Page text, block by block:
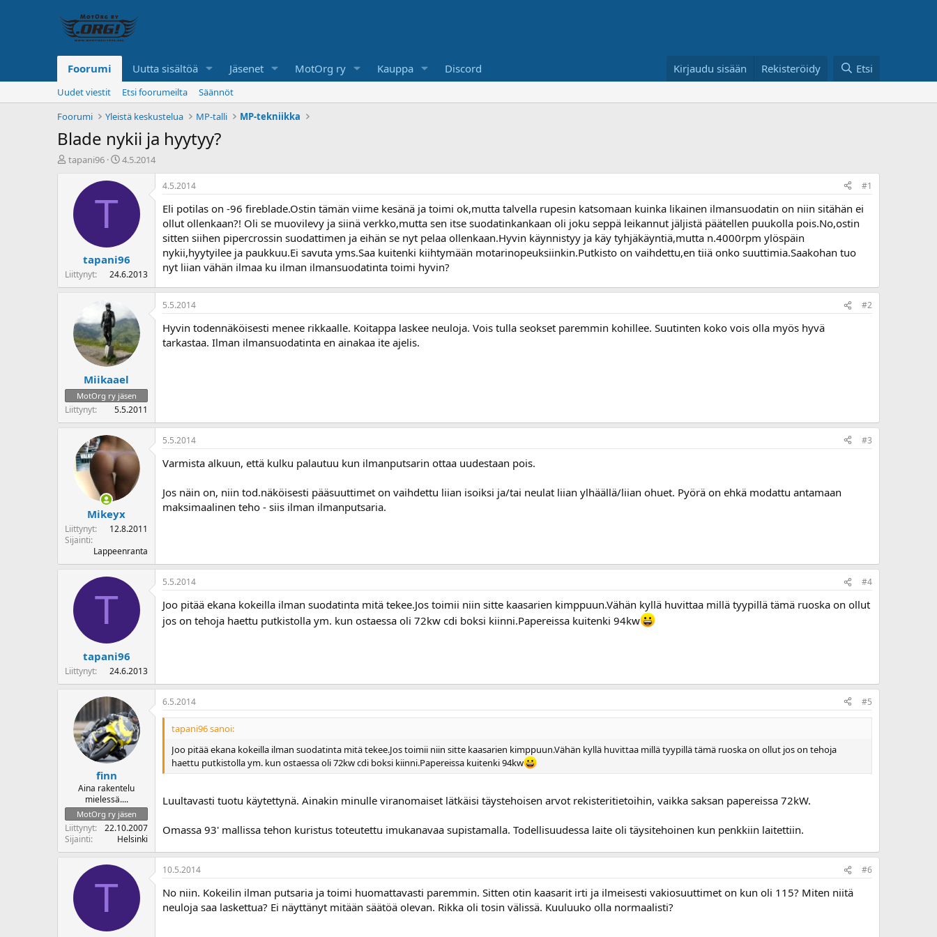
Foorumi Uutta sisältöä Jäsenet MotOrg ry Kauppa Discord Kirjaudu sisään Rekisteröidy Etsi
Uudet viestit Etsi foorumeilta
Säännöt
Foorumi
Yleistä keskustelua MP-talli MP-tekniikka
Blade nykii ja hyytyy?
K
u
tapani96
A
o
p
ä
i
4.5.2014
T
tapani96
Liittynyt 24.6.2013
4.5.2014 #1
Eli potilas on -96 fireblade.Ostin tämän viime kesänä ja toimi ok,mutta talvella rupesin katsomaan kuinka likainen ilmansuodatin on niin sitähän ei
ollut ollenkaan?! Oli se muovilevy ja siinä verkko,mutta sen itse suodatinkankaan oli joku seppä leikannut jäljistä päätellen puukolla pois.No,ostin
sitten siihen pipercrossin suodattimen ja eihän se nyt pelaa ollenkaan.Hyvin käynnistyy ja käy tyhjäkäyntiä,mutta n.4000rpm ylöspäin
nykii,hyytyilee ja paukkuu.Ei savuta yms.Saa kuitenki kiihtymään motarinopeuksiinkin.Putkisto on vaihdettu,en tiiä onko suuttimia.Saakohan tuo
nyt liian vähän ilmaa ku ilman ilmansuodatinta toimi hyvin?
Miikaael
MotOrg ry jäsen
Liittynyt 5.5.2011
5.5.2014 #2
Hyvin todennäköisesti menee rikkaalle. Koitappa laskee neuloja. Vois tulla seokset paremmin kohillee. Suutinten koko vois olla myös hyvä
tarkastaa. Ilman ilmansuodatinta en ainakaa ite ajelis.
Mikeyx
Liittynyt
12.8.2011
Sijainti
Lappeenranta
5.5.2014 #3
Varmista alkuun, että kulku palautuu kun ilmanputsarin ottaa uudestaan pois.
Jos näin on, niin tod.näköisesti pääsuuttimet on vaihdettu liian isoiksi ja/tai neulat liian ylhäällä/liian ohuet. Pyörä on ehkä modattu antamaan
maksimaalinen teho - siis ilman ilmanputsaria.
T
tapani96
Liittynyt 24.6.2013
5.5.2014 #4
Joo pitää ekana kokeilla ilman suodatinta mitä tekee.Jos toimii niin sitte kaasarien kimppuun.Vähän kyllä huvittaa millä tyypillä tämä ruoska on ollut
jos on tehoja haettu putkistolla ym. kun ostaessa oli 72kw cdi boksi kiinni.Papereissa kuitenki 94kw
finn
Aina rakentelu
mielessä....
MotOrg ry jäsen
Liittynyt
22.10.2007
Sijainti
Helsinki
6.5.2014 #5
tapani96 sanoi:
Joo pitää ekana kokeilla ilman suodatinta mitä tekee.Jos toimii niin sitte kaasarien kimppuun.Vähän kyllä huvittaa millä tyypillä tämä ruoska on ollut jos on tehoja
haettu putkistolla ym. kun ostaessa oli 72kw cdi boksi kiinni.Papereissa kuitenki 94kw
Luultavasti tuotu käytettynä. Ainakin minulle viranomaiset lätkäisi täystehoisen arvot rekisteritietoihin, vaikka saksan papereissa 72kW.
Omassa 93' mallissa tehon kuristus toteutettu imukanavaa supistamalla. Todellisuudessa laite oli täysitehoinen kun penkkiin laitettiin.
T
10.5.2014 #6
No niin. Kokeilin ilman putsaria ja toimi huomattavasti paremmin. Sitten otin kaasarit irti ja ilmeisesti vakiosuuttimet on kun oli 115? Miten niitä
neuloja saa laskettua? Ei näyttänyt mitään säätöä olevan. Rikka oli tosin välissä. Kuuluuko olla normaalisti?